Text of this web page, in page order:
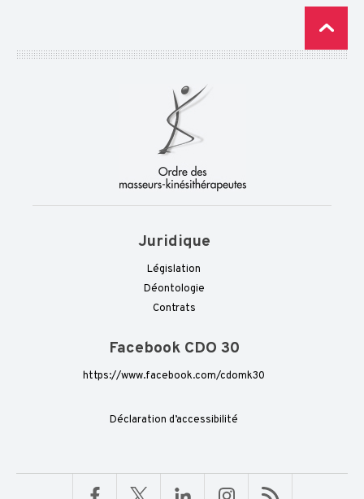
Juridique
Législation
Déontologie
Contrats
Facebook CDO 30
https://www.facebook.com/cdomk30
Déclaration d’accessibilité